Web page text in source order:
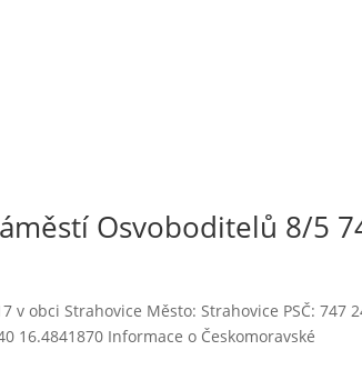
Osvoboditelů 8/5
v obci Strahovice Město: Strahovice PSČ: 747
16.4841870 Informace o Českomoravské